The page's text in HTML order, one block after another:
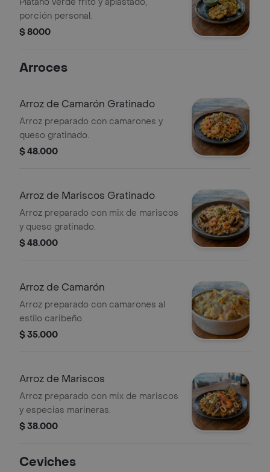
porción personal.
$ 8000
Arroces
Arroz de Camarón Gratinado
Arroz preparado con camarones y
queso gratinado.
$ 48.000
Arroz de Mariscos Gratinado
Arroz preparado con mix de mariscos
y queso gratinado.
$ 48.000
Arroz de Camarón
Arroz preparado con camarones al
estilo caribeño.
$ 35.000
Arroz de Mariscos
Arroz preparado con mix de mariscos
y especias marineras.
$ 38.000
Ceviches